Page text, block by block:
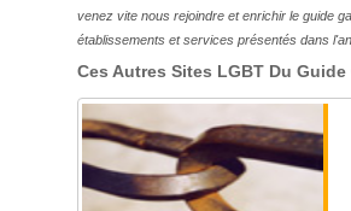
venez vite nous rejoindre et enrichir le guide
établissements et services présentés dans
Ces Autres Sites LGBT Du